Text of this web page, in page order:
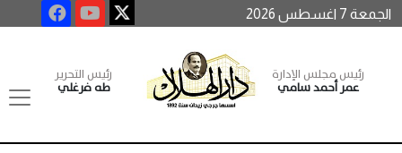
الجمعة 7 اغسطس 2026
رئيس مجلس الإدارة
عمر أحمد سامي
رئيس التحرير
طه فرغلي